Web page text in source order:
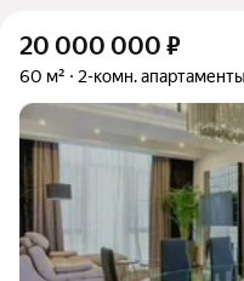
20 000 000 ₽
60 м² 2-комн. апартаменты